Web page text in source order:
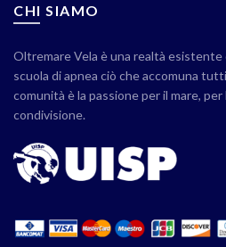
CHI SIAMO
Oltremare Vela è una realtà esistente
scuola di apnea ciò che accomuna
comunità è la passione per il mare,
condivisione.